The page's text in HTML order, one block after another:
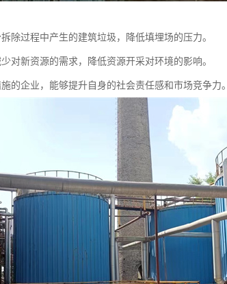
除过程中产生的建筑垃圾，降低填埋场的压力。
对新资源的需求，降低资源开采对环境的影响。
的企业，能够提升自身的社会责任感和市场竞争力。